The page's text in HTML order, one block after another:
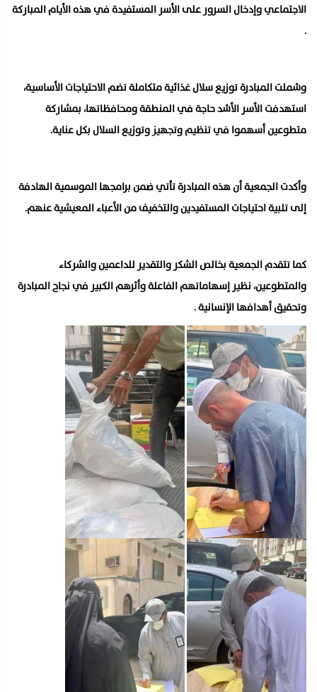
الاجتماعي وإدخال السرور على الأسر المستفيدة في هذه الأيام المباركة
.
وشملت المبادرة توزيع سلال غذائية متكاملة تضم الاحتياجات الأساسية،
استهدفت الأسر الأشد حاجة في المنطقة ومحافظاتها، بمشاركة
متطوعين أسهموا في تنظيم وتجهيز وتوزيع السلال بكل عناية.
وأكدت الجمعية أن هذه المبادرة تأتي ضمن برامجها الموسمية الهادفة
إلى تلبية احتياجات المستفيدين والتخفيف من الأعباء المعيشية عنهم.
كما تتقدم الجمعية بخالص الشكر والتقدير للداعمين والشركاء
والمتطوعين، نظير إسهاماتهم الفاعلة وأثرهم الكبير في نجاح المبادرة
وتحقيق أهدافها الإنسانية .